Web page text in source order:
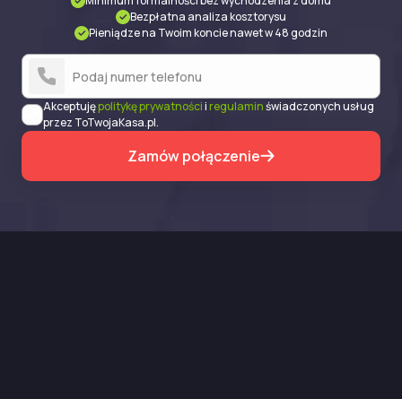
Bezpłatna analiza kosztorysu
Pieniądze na Twoim koncie nawet w 48 godzin
Zamów połączenie
Akceptujępolitykę prywatnościi regulaminświadczonych usług
przez ToTwojaKasa.pl.